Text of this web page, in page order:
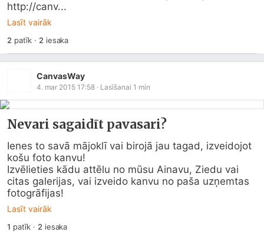
http://canv...
Lasīt vairāk
2 patīk · 2 iesaka
CanvasWay
4. mar 2015 17:58 · Lasīšanai 1 min
Nevari sagaidīt pavasari?
Ienes to savā mājoklī vai birojā jau tagad, izveidojot
košu foto kanvu!
Izvēlieties kādu attēlu no mūsu Ainavu, Ziedu vai
citas galerijas, vai izveido kanvu no paša uzņemtas
fotogrāfijas!
Lasīt vairāk
1 patīk · 2 iesaka